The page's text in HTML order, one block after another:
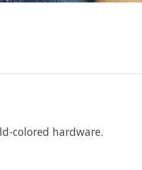
colored hardware.